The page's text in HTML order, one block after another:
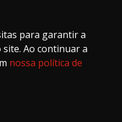
para garantir a
Ao continuar a
nossa política de